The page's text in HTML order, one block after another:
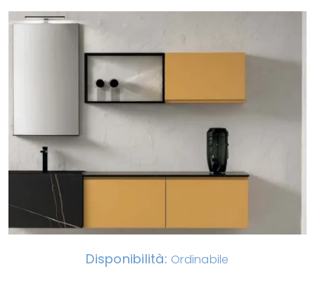
Disponibilità: Ordinabile